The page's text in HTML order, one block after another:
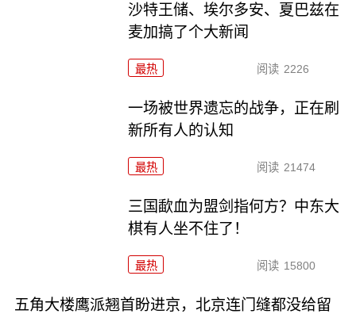
沙特王储、埃尔多安、夏巴兹在
麦加搞了个大新闻
最热 阅读 2226
一场被世界遗忘的战争，正在刷
新所有人的认知
最热 阅读 21474
三国歃血为盟剑指何方？中东大
棋有人坐不住了！
最热 阅读 15800
五角大楼鹰派翘首盼进京，北京连门缝都没给留